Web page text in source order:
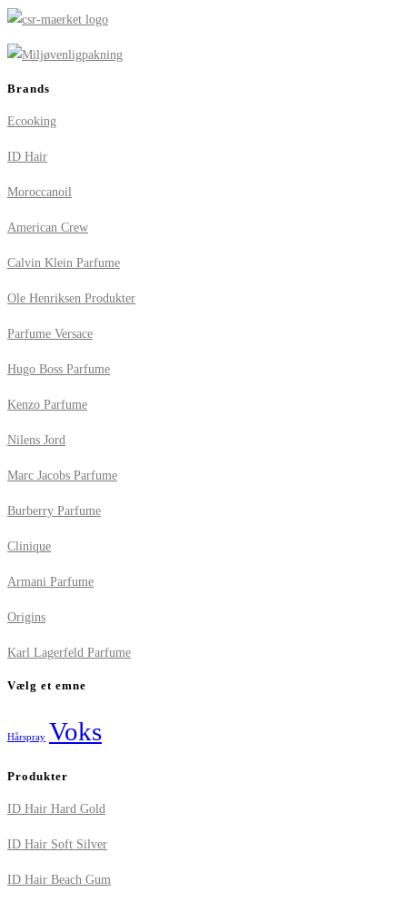
Brands
Ecooking
ID Hair
Moroccanoil
American Crew
Calvin Klein Parfume
Ole Henriksen Produkter
Parfume Versace
Hugo Boss Parfume
Kenzo Parfume
Nilens Jord
Marc Jacobs Parfume
Burberry Parfume
Clinique
Armani Parfume
Origins
Karl Lagerfeld Parfume
Vælg et emne
Hårspray Voks
Produkter
ID Hair Hard Gold
ID Hair Soft Silver
ID Hair Beach Gum